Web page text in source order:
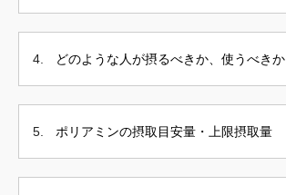
どのような人が摂るべきか、使うべきか
ポリアミンの摂取目安量・上限摂取量